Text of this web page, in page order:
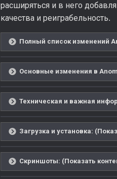
расширяться и в него
качества и реиграбельность.
Полный список изменений
Основные изменения в
Техническая и важная
Загрузка и установка:
Скриншоты: (Показать